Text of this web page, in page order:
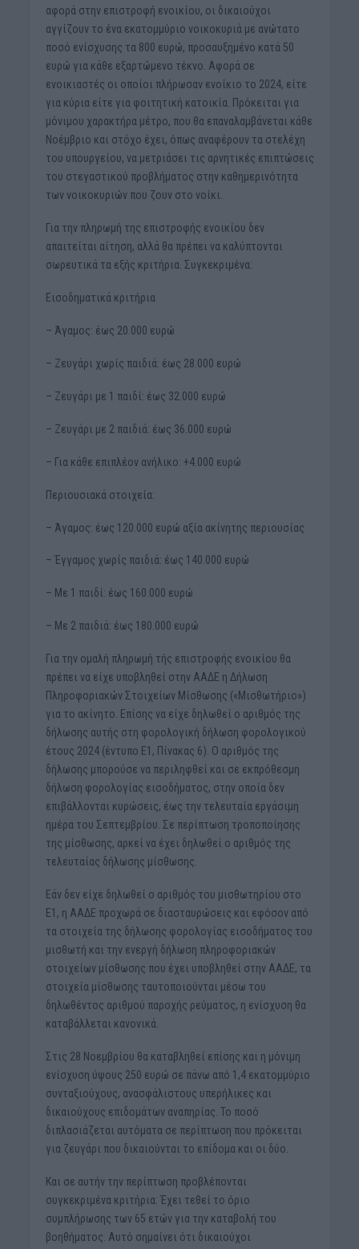
αφορά στην επιστροφή ενοικίου, οι δικαιούχοι
αγγίζουν το ένα εκατομμύριο νοικοκυριά με ανώτατο
ποσό ενίσχυσης τα 800 ευρώ, προσαυξημένο κατά 50
ευρώ για κάθε εξαρτώμενο τέκνο. Αφορά σε
ενοικιαστές οι οποίοι πλήρωσαν ενοίκιο το 2024, είτε
για κύρια είτε για φοιτητική κατοικία. Πρόκειται για
μόνιμου χαρακτήρα μέτρο, που θα επαναλαμβάνεται κάθε
Νοέμβριο και στόχο έχει, όπως αναφέρουν τα στελέχη
του υπουργείου, να μετριάσει τις αρνητικές επιπτώσεις
του στεγαστικού προβλήματος στην καθημερινότητα
των νοικοκυριών που ζουν στο νοίκι.
Για την πληρωμή της επιστροφής ενοικίου δεν
απαιτείται αίτηση, αλλά θα πρέπει να καλύπτονται
σωρευτικά τα εξής κριτήρια. Συγκεκριμένα:
Εισοδηματικά κριτήρια
– Άγαμος: έως 20.000 ευρώ
– Ζευγάρι χωρίς παιδιά: έως 28.000 ευρώ
– Ζευγάρι με 1 παιδί: έως 32.000 ευρώ
– Ζευγάρι με 2 παιδιά: έως 36.000 ευρώ
– Για κάθε επιπλέον ανήλικο: +4.000 ευρώ
Περιουσιακά στοιχεία:
– Άγαμος: έως 120.000 ευρώ αξία ακίνητης περιουσίας
– Έγγαμος χωρίς παιδιά: έως 140.000 ευρώ
– Με 1 παιδί: έως 160.000 ευρώ
– Με 2 παιδιά: έως 180.000 ευρώ
Για την ομαλή πληρωμή τής επιστροφής ενοικίου θα
πρέπει να είχε υποβληθεί στην ΑΑΔΕ η Δήλωση
Πληροφοριακών Στοιχείων Μίσθωσης («Μισθωτήριο»)
για το ακίνητο. Επίσης να είχε δηλωθεί ο αριθμός της
δήλωσης αυτής στη φορολογική δήλωση φορολογικού
έτους 2024 (έντυπο Ε1, Πίνακας 6). Ο αριθμός της
δήλωσης μπορούσε να περιληφθεί και σε εκπρόθεσμη
δήλωση φορολογίας εισοδήματος, στην οποία δεν
επιβάλλονται κυρώσεις, έως την τελευταία εργάσιμη
ημέρα του Σεπτεμβρίου. Σε περίπτωση τροποποίησης
της μίσθωσης, αρκεί να έχει δηλωθεί ο αριθμός της
τελευταίας δήλωσης μίσθωσης.
Εάν δεν είχε δηλωθεί ο αριθμός του μισθωτηρίου στο
Ε1, η ΑΑΔΕ προχωρά σε διασταυρώσεις και εφόσον από
τα στοιχεία της δήλωσης φορολογίας εισοδήματος του
μισθωτή και την ενεργή δήλωση πληροφοριακών
στοιχείων μίσθωσης που έχει υποβληθεί στην ΑΑΔΕ, τα
στοιχεία μίσθωσης ταυτοποιούνται μέσω του
δηλωθέντος αριθμού παροχής ρεύματος, η ενίσχυση θα
καταβάλλεται κανονικά.
Στις 28 Νοεμβρίου θα καταβληθεί επίσης και η μόνιμη
ενίσχυση ύψους 250 ευρώ σε πάνω από 1,4 εκατομμύριο
συνταξιούχους, ανασφάλιστους υπερήλικες και
δικαιούχους επιδομάτων αναπηρίας. Το ποσό
διπλασιάζεται αυτόματα σε περίπτωση που πρόκειται
για ζευγάρι που δικαιούνται το επίδομα και οι δύο.
Και σε αυτήν την περίπτωση προβλέπονται
συγκεκριμένα κριτήρια: Έχει τεθεί το όριο
συμπλήρωσης των 65 ετών για την καταβολή του
βοηθήματος. Αυτό σημαίνει ότι δικαιούχοι